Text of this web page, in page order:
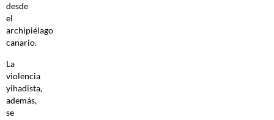
desde
el
archipiélago
canario.
La
violencia
yihadista,
además,
se